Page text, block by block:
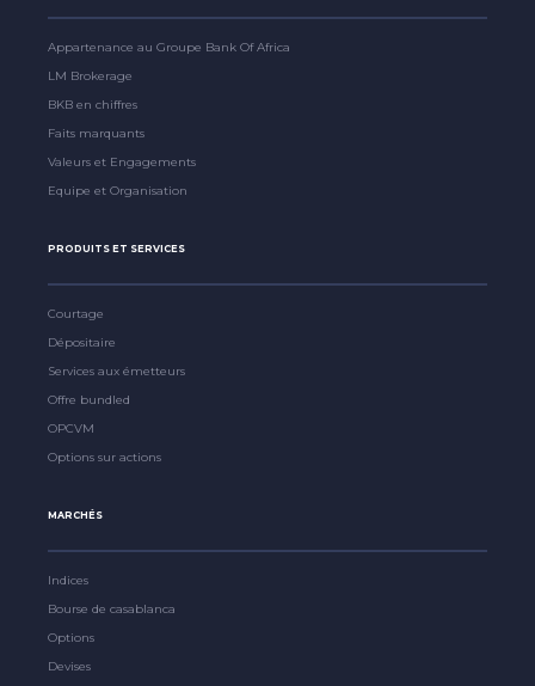
Appartenance au Groupe Bank Of Africa
LM Brokerage
BKB en chiffres
Faits marquants
Valeurs et Engagements
Equipe et Organisation
PRODUITS ET SERVICES
Courtage
Dépositaire
Services aux émetteurs
Offre bundled
OPCVM
Options sur actions
MARCHÉS
Indices
Bourse de casablanca
Options
Devises